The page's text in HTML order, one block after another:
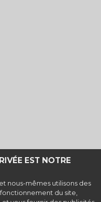
EST NOTRE
nous-mêmes utilisons des
du site,
Haut de page